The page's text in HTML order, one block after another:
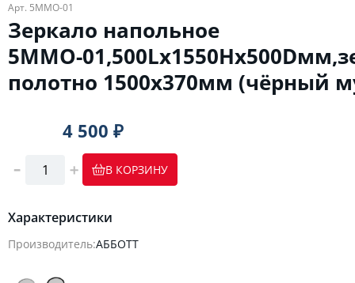
Арт. 5MMО-01
Зеркало напольное
5MMО-
полотно 1500х370мм (чёрный
Характеристики
Производитель:АББОТТ
4 500 ₽
В КОРЗИНУ